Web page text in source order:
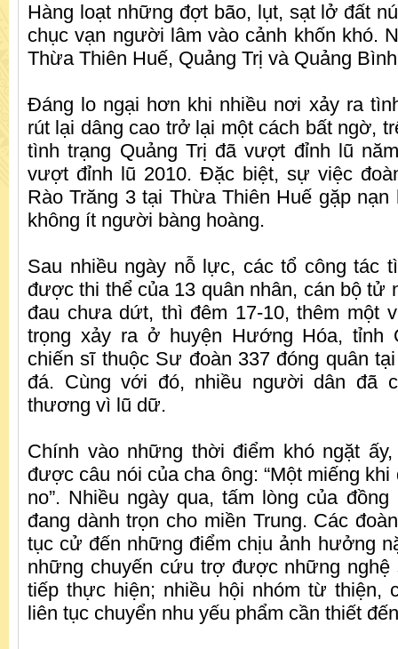
Hàng loạt những đợt bão, lụt, sạt lở đất
chục vạn người lâm vào cảnh khốn khó.
Thừa Thiên Huế, Quảng Trị và Quảng
Đáng lo ngại hơn khi nhiều nơi xảy ra
rút lại dâng cao trở lại một cách bất ngờ,
tình trạng Quảng Trị đã vượt đỉnh lũ
vượt đỉnh lũ 2010. Đặc biệt, sự việc
Rào Trăng 3 tại Thừa Thiên Huế gặp nạn
không ít người bàng hoàng.
Sau nhiều ngày nỗ lực, các tổ công tác
được thi thể của 13 quân nhân, cán bộ tử
đau chưa dứt, thì đêm 17-10, thêm một
trọng xảy ra ở huyện Hướng Hóa, tỉnh
chiến sĩ thuộc Sư đoàn 337 đóng quân
đá. Cùng với đó, nhiều người dân đã
thương vì lũ dữ.
Chính vào những thời điểm khó ngặt
được câu nói của cha ông: “Một miếng
no”. Nhiều ngày qua, tấm lòng của
đang dành trọn cho miền Trung. Các
tục cử đến những điểm chịu ảnh hưởng
những chuyến cứu trợ được những nghệ
tiếp thực hiện; nhiều hội nhóm từ thiện,
liên tục chuyển nhu yếu phẩm cần thiết